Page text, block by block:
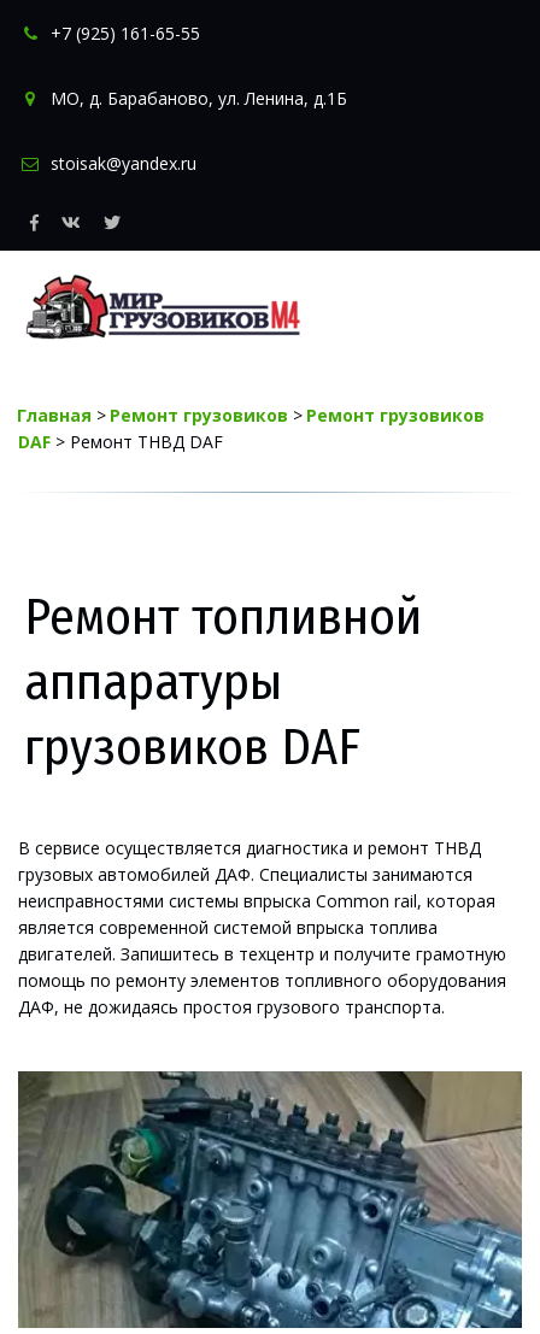
+7 (925) 161-65-55
МО, д. Барабаново, ул. Ленина, д.1Б
stoisak@yandex.ru
Главная > Ремонт грузовиков > Ремонт грузовиков
DAF > Ремонт ТНВД DAF
Ремонт топливной
аппаратуры
грузовиков DAF
В сервисе осуществляется диагностика и ремонт ТНВД
грузовых автомобилей ДАФ. Специалисты занимаются
неисправностями системы впрыска Common rail, которая
является современной системой впрыска топлива
двигателей. Запишитесь в техцентр и получите грамотную
помощь по ремонту элементов топливного оборудования
ДАФ, не дожидаясь простоя грузового транспорта.